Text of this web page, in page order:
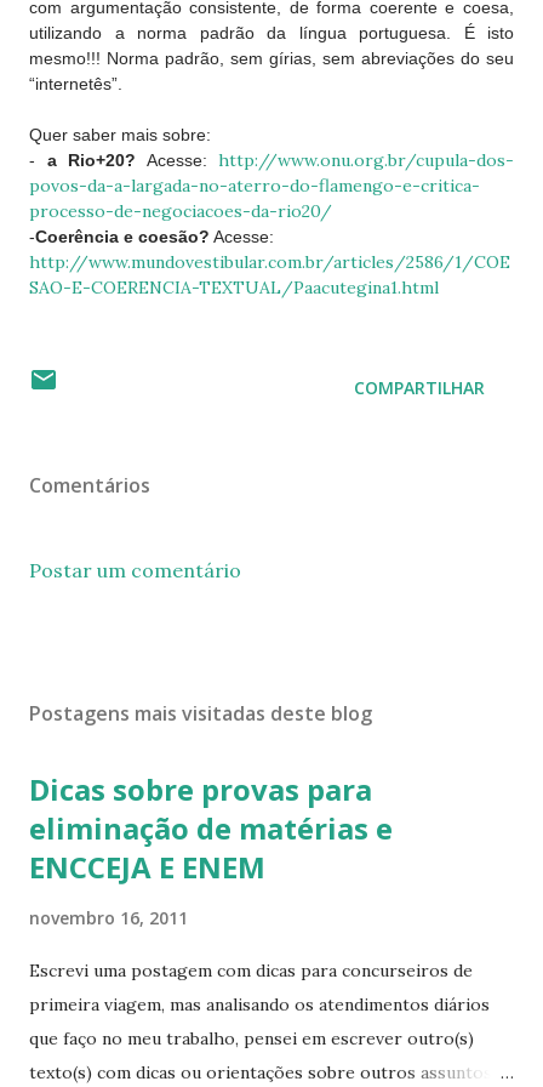
com argumentação consistente, de forma coerente e coesa,
utilizando a norma padrão da língua portuguesa. É isto
mesmo!!! Norma padrão, sem gírias, sem abreviações do seu
“internetês”.
Quer saber mais sobre:
- a Rio+20? Acesse: http://www.onu.org.br/cupula-dos-
povos-da-a-largada-no-aterro-do-flamengo-e-critica-
processo-de-negociacoes-da-rio20/
-Coerência e coesão? Acesse:
http://www.mundovestibular.com.br/articles/2586/1/COE
SAO-E-COERENCIA-TEXTUAL/Paacutegina1.html
COMPARTILHAR
Comentários
Postar um comentário
Postagens mais visitadas deste blog
Dicas sobre provas para
eliminação de matérias e
ENCCEJA E ENEM
novembro 16, 2011
Escrevi uma postagem com dicas para concurseiros de
primeira viagem, mas analisando os atendimentos diários
que faço no meu trabalho, pensei em escrever outro(s)
texto(s) com dicas ou orientações sobre outros assuntos,